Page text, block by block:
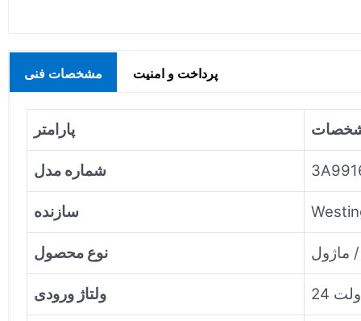
مشخصات فنی پرداخت و امنیت
پارامتر
شماره مدل
سازنده
نوع محصول
ولتاژ ورودی